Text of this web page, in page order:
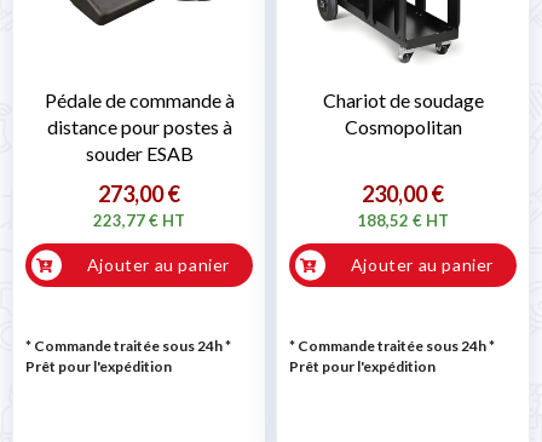
Pédale de commande à
distance pour postes à
souder ESAB
273,00 €
223,77 € HT
Ajouter au panier
* Commande traitée sous 24h*
Prêt pour l'expédition
Chariot de soudage
Cosmopolitan
230,00 €
188,52 € HT
Ajouter au panier
* Commande traitée sous 24h*
Prêt pour l'expédition